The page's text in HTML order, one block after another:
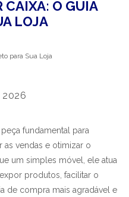
CAIXA: O GUIA
LOJA
fundamental para
as vendas e otimizar o
um simples móvel, ele atua
produtos, facilitar o
de compra mais agradável e